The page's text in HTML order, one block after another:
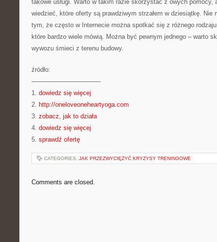
takowe usługi. Warto w takim razie skorzystać z owych pomocy,
wiedzieć, które oferty są prawdziwym strzałem w dziesiątkę. Nie
tym, że często w Internecie można spotkać się z różnego
które bardzo wiele mówią. Można być pewnym jednego – warto
wywozu śmieci z terenu budowy.
źródło:
———————————
1. dowiedz się więcej
2. http://oneloveoneheartyoga.com
3. zobacz, jak to działa
4. dowiedz się więcej
5. sprawdź ofertę
CATEGORIES: JAK PRZEZWYCIĘŻYĆ KRYZYSY TRENINGOWE
Comments are closed.